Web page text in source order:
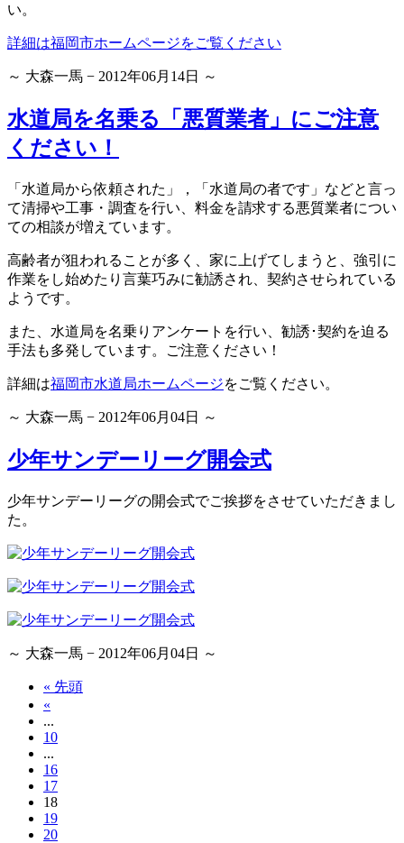
い。
詳細は福岡市ホームページをご覧ください
～ 大森一馬 − 2012年06月14日 ～
水道局を名乗る「悪質業者」にご注意
ください！
「水道局から依頼された」，「水道局の者です」などと言っ
て清掃や工事・調査を行い、料金を請求する悪質業者につい
ての相談が増えています。
高齢者が狙われることが多く、家に上げてしまうと、強引に
作業をし始めたり言葉巧みに勧誘され、契約させられている
ようです。
また、水道局を名乗りアンケートを行い、勧誘･契約を迫る
手法も多発しています。ご注意ください！
詳細は福岡市水道局ホームページをご覧ください。
～ 大森一馬 − 2012年06月04日 ～
少年サンデーリーグ開会式
少年サンデーリーグの開会式でご挨拶をさせていただきまし
た。
～ 大森一馬 − 2012年06月04日 ～
« 先頭
«
...
10
...
16
17
18
19
20